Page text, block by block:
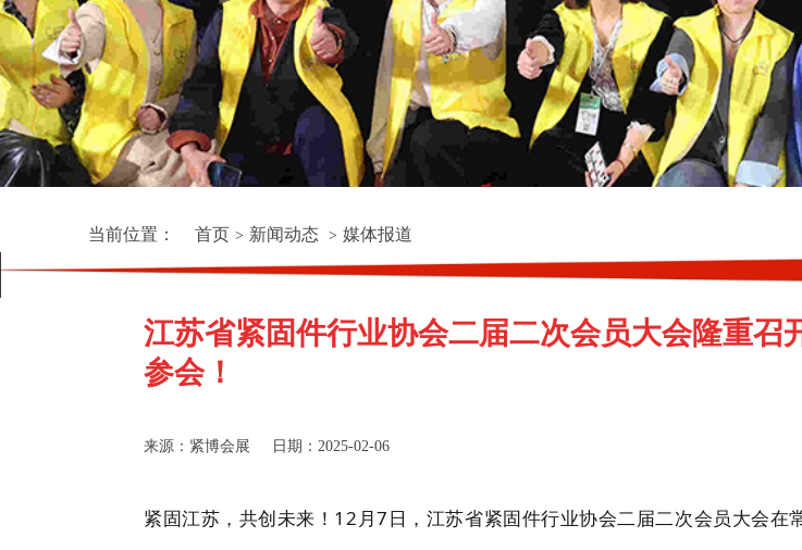
当前位置： 首页 > 新闻动态 > 媒体报道
江苏省紧固件行业协会二届二次会员大会隆重召
参会！
来源：紧博会展 日期：2025-02-06
紧固江苏，共创未来！ 12月7日， 江苏省紧固件行业协会二届二次会员大会在